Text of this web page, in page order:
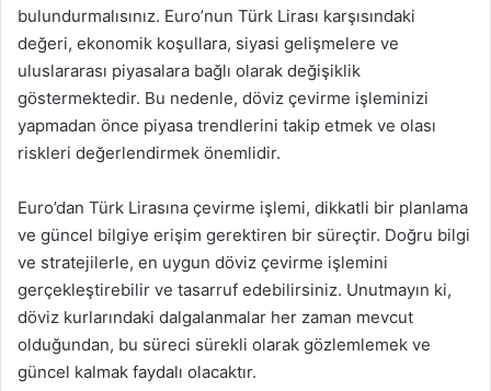
bulundurmalısınız. Euro’nun Türk Lirası karşısındaki
değeri, ekonomik koşullara, siyasi gelişmelere ve
uluslararası piyasalara bağlı olarak değişiklik
göstermektedir. Bu nedenle, döviz çevirme işleminizi
yapmadan önce piyasa trendlerini takip etmek ve olası
riskleri değerlendirmek önemlidir.
Euro’dan Türk Lirasına çevirme işlemi, dikkatli bir planlama
ve güncel bilgiye erişim gerektiren bir süreçtir. Doğru bilgi
ve stratejilerle, en uygun döviz çevirme işlemini
gerçekleştirebilir ve tasarruf edebilirsiniz. Unutmayın ki,
döviz kurlarındaki dalgalanmalar her zaman mevcut
olduğundan, bu süreci sürekli olarak gözlemlemek ve
güncel kalmak faydalı olacaktır.